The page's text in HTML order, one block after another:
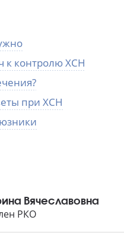
к контролю ХСН
при ХСН
Вячеславовна
РКО